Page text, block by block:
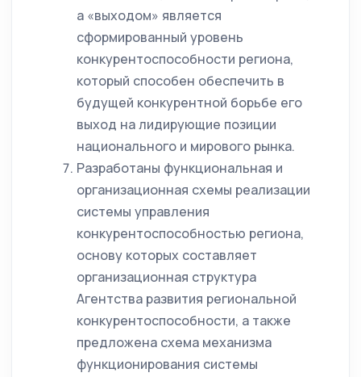
а «выходом» является
сформированный уровень
конкурентоспособности региона,
который способен обеспечить в
будущей конкурентной борьбе его
выход на лидирующие позиции
национального и мирового рынка.
Разработаны функциональная и
организационная схемы реализации
системы управления
конкурентоспособностью региона,
основу которых составляет
организационная структура
Агентства развития региональной
конкурентоспособности, а также
предложена схема механизма
функционирования системы